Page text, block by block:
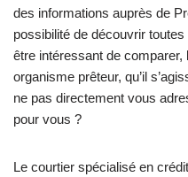
des informations auprès de
possibilité de découvrir
être intéressant de comparer,
organisme prêteur, qu’il
ne pas directement vous
pour vous ?
Le courtier spécialisé en